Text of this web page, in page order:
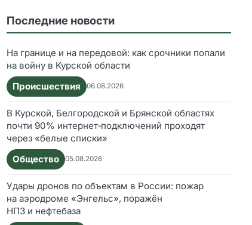
Последние новости
На границе и на передовой: как срочники попали
на войну в Курской области
Происшествия
06.08.2026
В Курской, Белгородской и Брянской областях
почти 90% интернет‑подключений проходят
через «белые списки»
Общество
05.08.2026
Удары дронов по объектам в России: пожар
на аэродроме «Энгельс», поражён
НПЗ и нефтебаза